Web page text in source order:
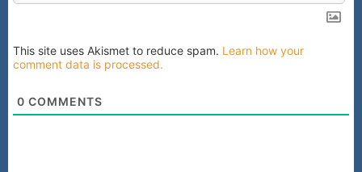
This site uses Akismet to reduce spam. Learn how your
comment data is processed.
0 COMMENTS